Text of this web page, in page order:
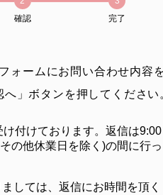
確認
完了
ォームにお問い合わせ内容
へ」ボタンを押してください
付けております。返信は9:00
の他休業日を除く)の間に行っ
しては、返信にお時間を頂く